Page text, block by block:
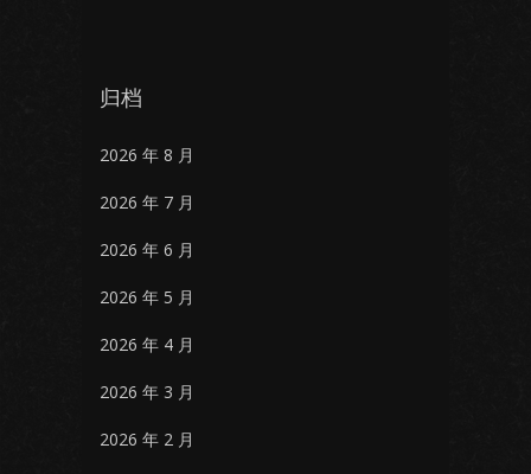
归档
2026 年 8 月
2026 年 7 月
2026 年 6 月
2026 年 5 月
2026 年 4 月
2026 年 3 月
2026 年 2 月